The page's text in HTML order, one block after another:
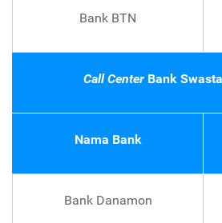
Bank BTN
Call Center Bank
Nama Bank
Bank Danamon